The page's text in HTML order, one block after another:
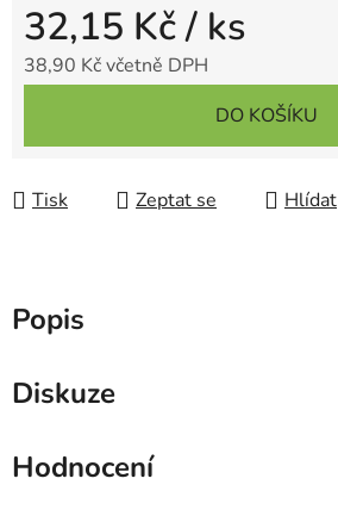
32,15 Kč/ ks
38,90 Kč včetně DPH
DO KOŠÍKU
Tisk Zeptat se Hlídat
Popis
Diskuze
Hodnocení